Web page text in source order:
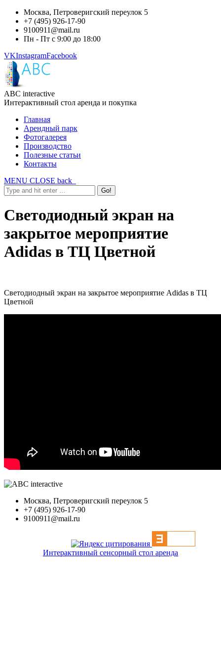
Москва, Петроверигский переулок 5
+7 (495) 926-17-90
9100911@mail.ru
Пн - Пт с 9:00 до 18:00
VKInstagramFacebook
ABC interactive
Интерактивный стол аренда и покупка
Главная
Арендный парк
Фотогалерея
Производство
Полезные статьи
Контакты
MENU CLOSE back
Светодиодный экран на
закрытое мероприятие
Adidas в ТЦ Цветной
Светодиодный экран на закрытое мероприятие Adidas в ТЦ
Цветной
Москва, Петроверигский переулок 5
+7 (495) 926-17-90
9100911@mail.ru
Интерактивный сенсорный стол аренда